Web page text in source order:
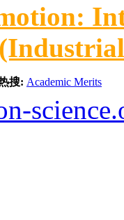
搜: Academic Merits